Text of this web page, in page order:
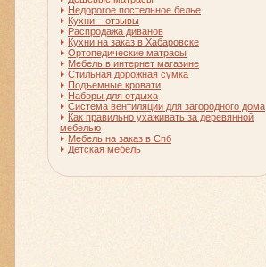
Недорогое постельное белье
Кухни – отзывы
Распродажа диванов
Кухни на заказ в Хабаровске
Ортопедические матрасы
Мебель в интернет магазине
Стильная дорожная сумка
Подъемные кровати
Наборы для отдыха
Система вентиляции для загородного дома
Как правильно ухаживать за деревянной
мебелью
Мебель на заказ в Спб
Детская мебель